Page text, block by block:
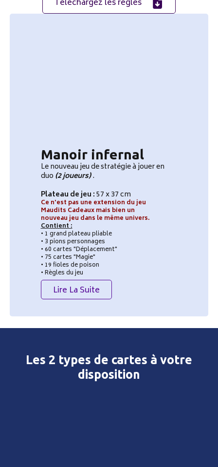
Téléchargez les règles
Manoir infernal
Le nouveau jeu de stratégie à jouer en
duo (2 joueurs).
Plateau de jeu :57 x 37 cm
Ce n'est pas une extension du jeu
Maudits Cadeaux mais bien un
nouveau jeu dans le même univers.
Contient :
• 1 grand plateau pliable
• 3 pions personnages
• 60 cartes "Déplacement"
• 75 cartes "Magie"
• 19 fioles de poison
• Règles du jeu
Lire La Suite
Les 2 types de cartes à votre
disposition